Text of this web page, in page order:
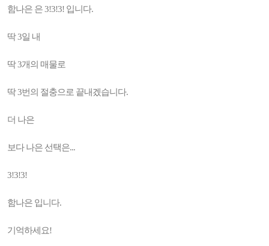
함나은 은 3!3!3! 입니다.
딱 3일 내
딱 3개의 매물로
딱 3번의 절충으로 끝내겠습니다.
더 나은
보다 나은 선택은...
3!3!3!
함나은 입니다.
기억하세요!